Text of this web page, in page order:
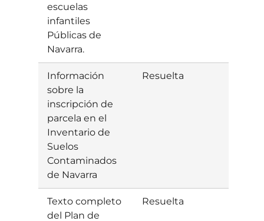
escuelas
infantiles
Públicas de
Navarra.
Información
sobre la
inscripción de
parcela en el
Inventario de
Suelos
Contaminados
de Navarra
Resuelta
Texto completo
del Plan de
Resuelta